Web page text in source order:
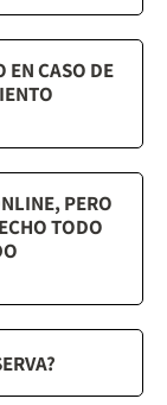
EN CASO DE
PERO
TODO